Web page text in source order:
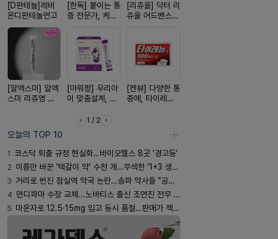
[D판테놀]레비
온디판테놀연고
[한독] 붙이는 통
증 전문가, 케토
스타(쿨) 40매
[리쥬올] 닥터 리
쥬올 어드밴스드
[알엑스미] 알엑
스미 리쥬영 울
어 크림
[아워팜] 우리아
이 맞춤설계, 바
더베리맛
[켄뷰] 다양한 통
증에, 타이레놀
1 / 2
오늘의 TOP 10
1 코스닥 퇴출 규정 현실화…바이오헬스 8곳 '경고등'
2 이름만 바꾼 '택갈이 약' 수천 개…무색한 '1+3 생동'
3 거리로 번진 잠실역 약국 논란…송파 약사들 "공공성 훼손"
4 먼디파마 수장 교체...노바티스 출신 조연진 전무 내정
5 마운자로 12.5·15mg 입고 동시 품절…판매가 책정 고심